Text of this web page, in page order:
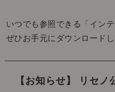
いつでも参照できる「イン
ぜひお手元にダウンロードし
【お知らせ】 リセ